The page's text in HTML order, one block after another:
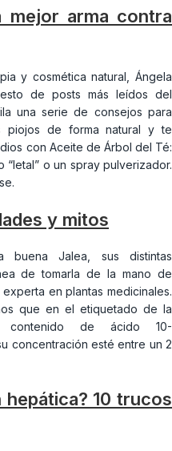
mejor arma contra
y cosmética natural, Ángela
de posts más leídos del
una serie de consejos para
piojos de forma natural y te
con Aceite de Árbol del Té:
o un spray pulverizador.
y mitos
buena Jalea, sus distintas
de tomarla de la mano de
en plantas medicinales.
que en el etiquetado de la
contenido de ácido 10-
concentración esté entre un 2
hepática? 10 trucos